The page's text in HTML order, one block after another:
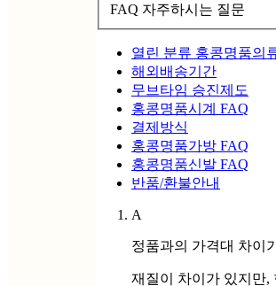
FAQ 자주하시는 질문
열린 분류 홍콩명품의
해외배송기간
무브타임 승진제도
홍콩명품시계 FAQ
결제방식
홍콩명품가방 FAQ
홍콩명품신발 FAQ
반품/환불안내
A
정품과의 가격대 차이
재질이 차이가 있지만,